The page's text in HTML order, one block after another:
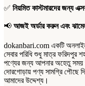
✅ নিয়মিত কাস্টমারদের জন্য
📢 আজই অর্ডার করুন এবং
dokanbari.com একটি
সেবার পরিধি শুধু মাত্র ফরিদপুর
পণ্যের জন্য আপনার অহেতু সময়
দোরগোড়ায় পণ্য সামগ্রি পৌছে
আমাদের উদ্দেশ্য।